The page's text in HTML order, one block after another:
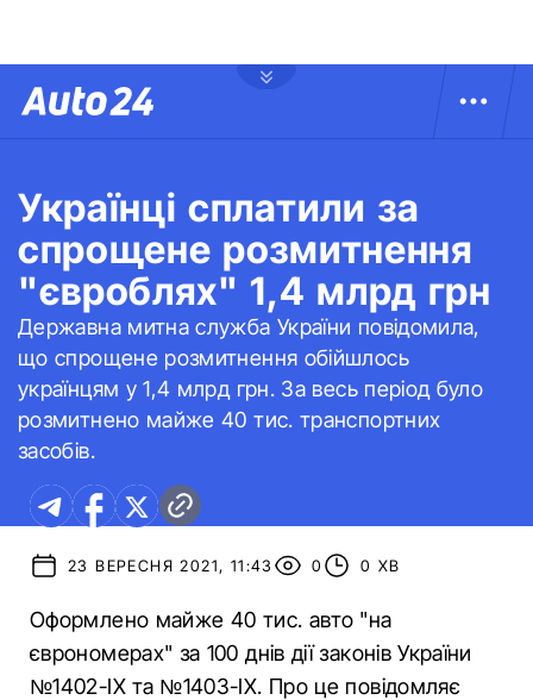
Українці сплатили за
спрощене розмитнення
"євроблях" 1,4 млрд грн
Державна митна служба України повідомила,
що спрощене розмитнення обійшлось
українцям у 1,4 млрд грн. За весь період було
розмитнено майже 40 тис. транспортних
засобів.
23 ВЕРЕСНЯ 2021, 11:43 0 0 ХВ
Оформлено майже 40 тис. авто "на
єврономерах" за 100 днів дії законів України
№1402-ІХ та №1403-ІХ. Про це повідомляє